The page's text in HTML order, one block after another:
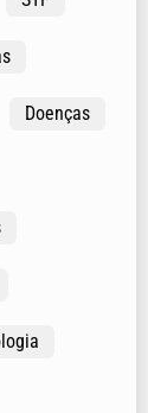
Doenças